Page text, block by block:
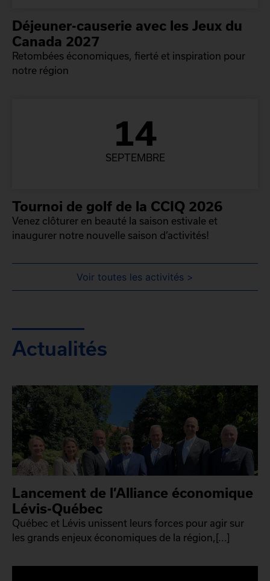
Déjeuner-causerie avec les Jeux du
Canada 2027
Retombées économiques, fierté et inspiration pour
notre région
14
SEPTEMBRE
Tournoi de golf de la CCIQ 2026
Venez clôturer en beauté la saison estivale et
inaugurer notre nouvelle saison d’activités!
Voir toutes les activités >
Actualités
Lancement de l’Alliance économique
Lévis-Québec
Québec et Lévis unissent leurs forces pour agir sur
les grands enjeux économiques de la région,[...]